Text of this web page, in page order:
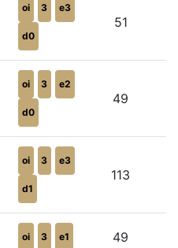
oi 3 e3
d0
51
oi 3 e2
d0
49
oi 3 e3
d1
113
oi 3 e1 49